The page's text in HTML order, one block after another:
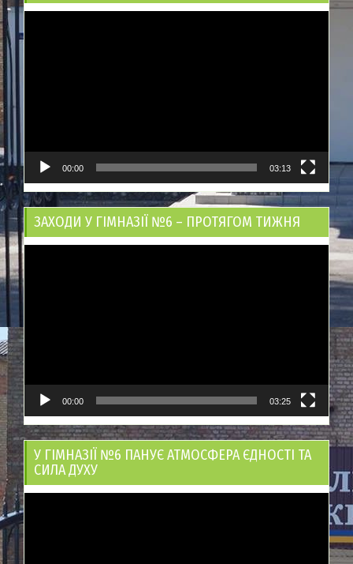
00:00 03:13
ЗАХОДИ У ГІМНАЗІЇ №6 – ПРОТЯГОМ ТИЖНЯ
00:00 03:25
У ГІМНАЗІЇ №6 ПАНУЄ АТМОСФЕРА ЄДНОСТІ ТА
СИЛА ДУХУ